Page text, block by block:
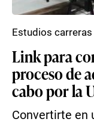
Link para
proceso de
cabo por la
Convertirte en
Estudios carreras